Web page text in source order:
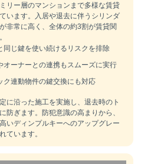
リー層のマンションまで多様な賃貸
います。入居や退去に伴うシリンダ
非常に高く、全体の約3割が賃貸関
同じ鍵を使い続けるリスクを排除
オーナーとの連携もスムーズに実行
ク連動物件の鍵交換にも対応
に沿った施工を実施し、退去時のト
防ぎます。防犯意識の高まりから、
いディンプルキーへのアップグレー
ています。